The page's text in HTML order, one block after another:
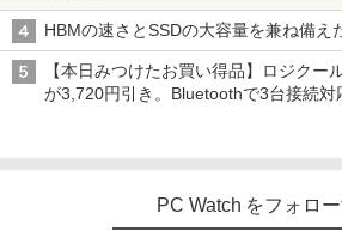
HBMの速さとSSDの大容量を兼ね備え
【本日みつけたお買い得品】ロジクー
が3,720円引き。Bluetoothで3台接続対
PC Watch をフォロ